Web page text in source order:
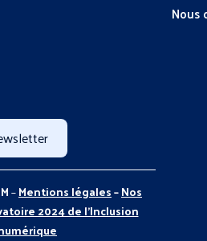
Nous
–Mentions légales–Nos
2024 de l’Inclusion